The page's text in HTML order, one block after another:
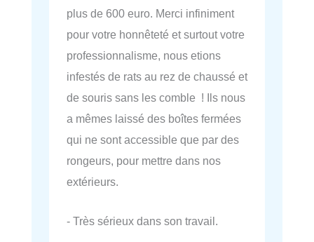
plus de 600 euro. Merci infiniment
pour votre honnêteté et surtout votre
professionnalisme, nous etions
infestés de rats au rez de chaussé et
de souris sans les comble ! Ils nous
a mêmes laissé des boîtes fermées
qui ne sont accessible que par des
rongeurs, pour mettre dans nos
extérieurs.
- Très sérieux dans son travail.